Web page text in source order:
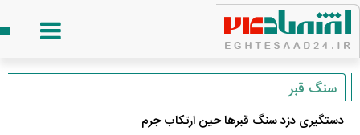
سنگ قبر
دستگیری دزد سنگ قبر‌ها حین ارتکاب جرم